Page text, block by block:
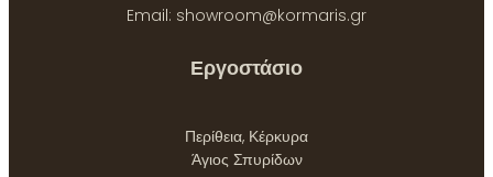
Email: showroom@kormaris.gr
Εργοστάσιο
Περίθεια, Κέρκυρα
Άγιος Σπυρίδων